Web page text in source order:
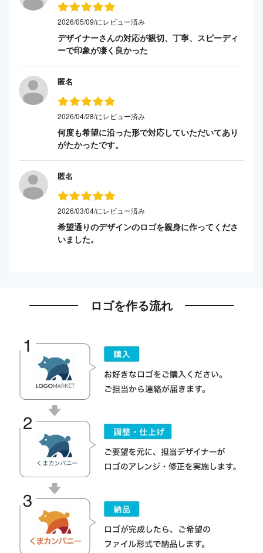
2026/05/09/にレビュー済み
デザイナーさんの対応が親切、丁寧、スピーディ
ーで印象が凄く良かった
匿名
2026/04/28/にレビュー済み
何度も希望に沿った形で対応していただいてあり
がたかったです。
匿名
2026/03/04/にレビュー済み
希望通りのデザインのロゴを親身に作ってくださ
いました。
ロゴを作る流れ